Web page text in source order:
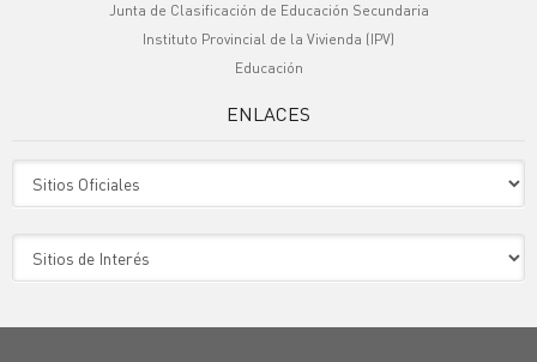
Junta de Clasificación de Educación Secundaria
Instituto Provincial de la Vivienda (IPV)
Educación
ENLACES